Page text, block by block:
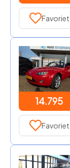
Favoriet
14.795
Favoriet